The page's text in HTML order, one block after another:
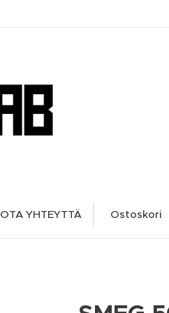
OTA YHTEYTTÄ Ostoskori